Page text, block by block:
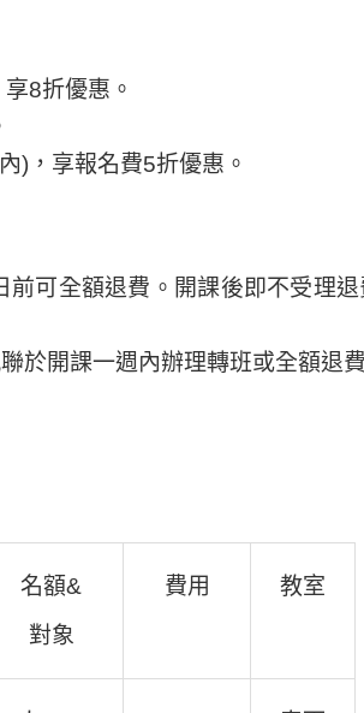
8折優惠。
)，享報名費5折優惠。
可全額退費。開課後即不受理
於開課一週內辦理轉班或全額退費
名額&
對象
費用 教室